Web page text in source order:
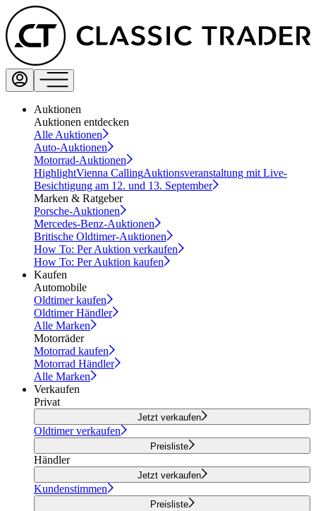
Auktionen
Auktionen entdecken
Alle Auktionen
Auto-Auktionen
Motorrad-Auktionen
HighlightVienna CallingAuktionsveranstaltung mit Live-
Besichtigung am 12. und 13. September
Marken & Ratgeber
Porsche-Auktionen
Mercedes-Benz-Auktionen
Britische Oldtimer-Auktionen
How To: Per Auktion verkaufen
How To: Per Auktion kaufen
Kaufen
Automobile
Oldtimer kaufen
Oldtimer Händler
Alle Marken
Motorräder
Motorrad kaufen
Motorrad Händler
Alle Marken
Verkaufen
Privat
Jetzt verkaufen
Oldtimer verkaufen
Preisliste
Händler
Jetzt verkaufen
Kundenstimmen
Preisliste